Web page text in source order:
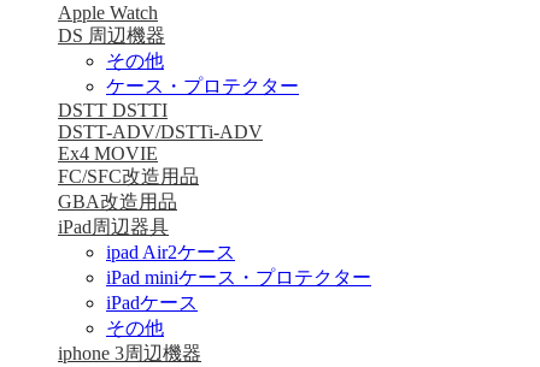
Apple Watch
DS 周辺機器
その他
ケース・プロテクター
DSTT DSTTI
DSTT-ADV/DSTTi-ADV
Ex4 MOVIE
FC/SFC改造用品
GBA改造用品
iPad周辺器具
ipad Air2ケース
iPad miniケース・プロテクター
iPadケース
その他
iphone 3周辺機器